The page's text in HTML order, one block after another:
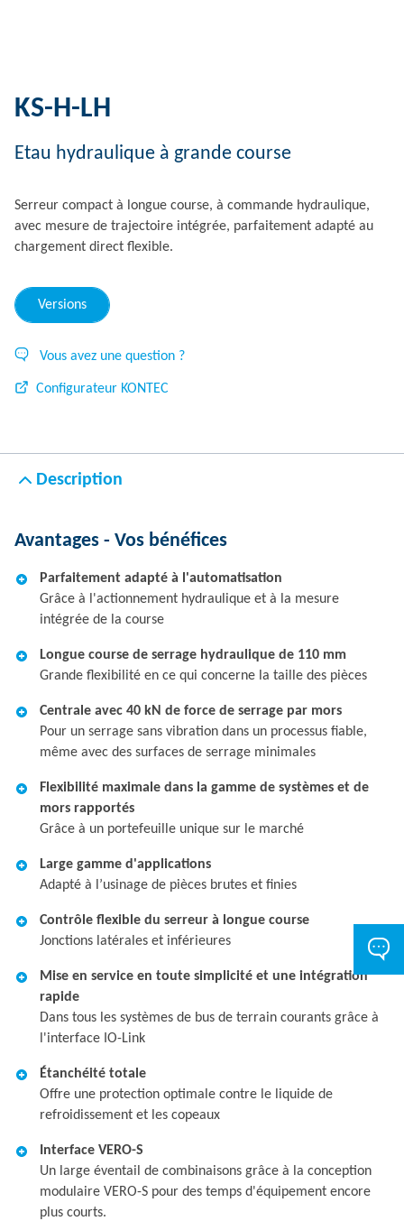
KS-H-LH
Etau hydraulique à grande course
Serreur compact à longue course, à commande hydraulique,
avec mesure de trajectoire intégrée, parfaitement adapté au
chargement direct flexible.
Versions
Vous avez une question ?
Configurateur KONTEC
Description
Avantages - Vos bénéfices
Parfaitement adapté à l'automatisation
Grâce à l'actionnement hydraulique et à la mesure
intégrée de la course
Longue course de serrage hydraulique de 110 mm
Grande flexibilité en ce qui concerne la taille des pièces
Centrale avec 40 kN de force de serrage par mors
Pour un serrage sans vibration dans un processus fiable,
même avec des surfaces de serrage minimales
Flexibilité maximale dans la gamme de systèmes et de
mors rapportés
Grâce à un portefeuille unique sur le marché
Large gamme d'applications
Adapté à l’usinage de pièces brutes et finies
Contrôle flexible du serreur à longue course
Jonctions latérales et inférieures
Mise en service en toute simplicité et une intégration
rapide
Dans tous les systèmes de bus de terrain courants grâce à
l'interface IO-Link
Étanchéité totale
Offre une protection optimale contre le liquide de
refroidissement et les copeaux
Interface VERO-S
Un large éventail de combinaisons grâce à la conception
modulaire VERO-S pour des temps d'équipement encore
plus courts.